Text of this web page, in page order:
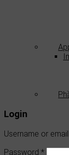
Login
Username or
Password *